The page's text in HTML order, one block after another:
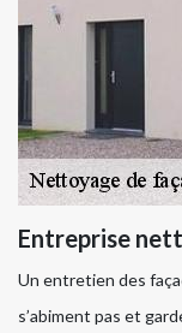
Entreprise
Un entretien des
s’abiment pas et